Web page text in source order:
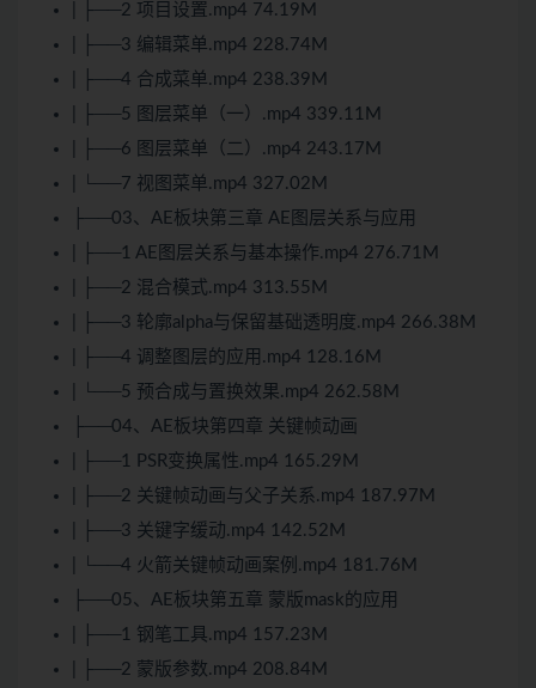
| ├──2 项目设置.mp4 74.19M
| ├──3 编辑菜单.mp4 228.74M
| ├──4 合成菜单.mp4 238.39M
| ├──5 图层菜单（一）.mp4 339.11M
| ├──6 图层菜单（二）.mp4 243.17M
| └──7 视图菜单.mp4 327.02M
├──03、AE板块第三章 AE图层关系与应用
| ├──1 AE图层关系与基本操作.mp4 276.71M
| ├──2 混合模式.mp4 313.55M
| ├──3 轮廓alpha与保留基础透明度.mp4 266.38M
| ├──4 调整图层的应用.mp4 128.16M
| └──5 预合成与置换效果.mp4 262.58M
├──04、AE板块第四章 关键帧动画
| ├──1 PSR变换属性.mp4 165.29M
| ├──2 关键帧动画与父子关系.mp4 187.97M
| ├──3 关键字缓动.mp4 142.52M
| └──4 火箭关键帧动画案例.mp4 181.76M
├──05、AE板块第五章 蒙版mask的应用
| ├──1 钢笔工具.mp4 157.23M
| ├──2 蒙版参数.mp4 208.84M